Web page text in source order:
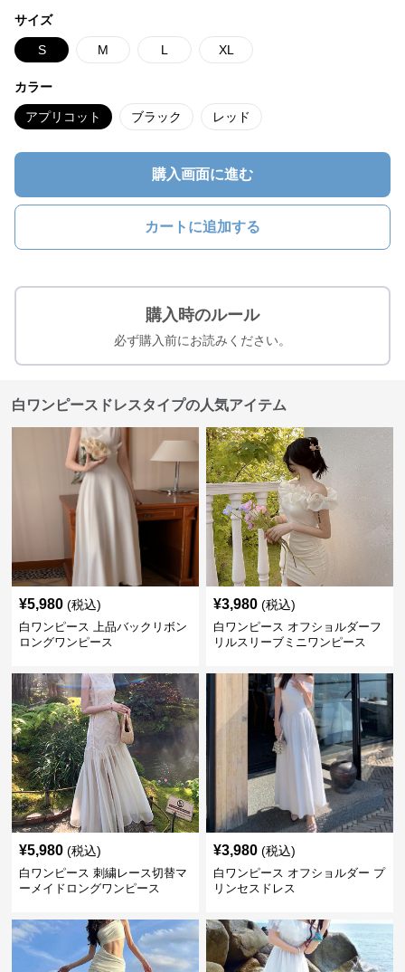
サイズ
S M L XL
カラー
アプリコット ブラック レッド
購入画面に進む
カートに追加する
購入時のルール
必ず購入前にお読みください。
白ワンピースドレスタイプの人気アイテム
¥5,980 (税込)
白ワンピース 上品バックリボン
ロングワンピース
¥3,980 (税込)
白ワンピース オフショルダーフ
リルスリーブミニワンピース
¥5,980 (税込)
白ワンピース 刺繍レース切替マ
ーメイドロングワンピース
¥3,980 (税込)
白ワンピース オフショルダー プ
リンセスドレス